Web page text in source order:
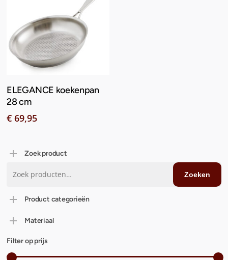
Toevoegen Aan
ELEGANCE koekenpan
28 cm
€ 69,95
Zoek product
naar:
Zoeken
Product categorieën
Materiaal
Filter op prijs